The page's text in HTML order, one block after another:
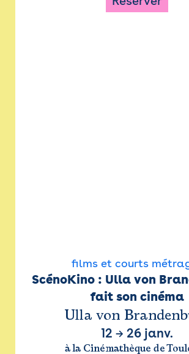
films et courts
ScénoKino : Ulla von
fait son cinéma
Ulla von
12 → 26 janv.
à la Cinémathèque de